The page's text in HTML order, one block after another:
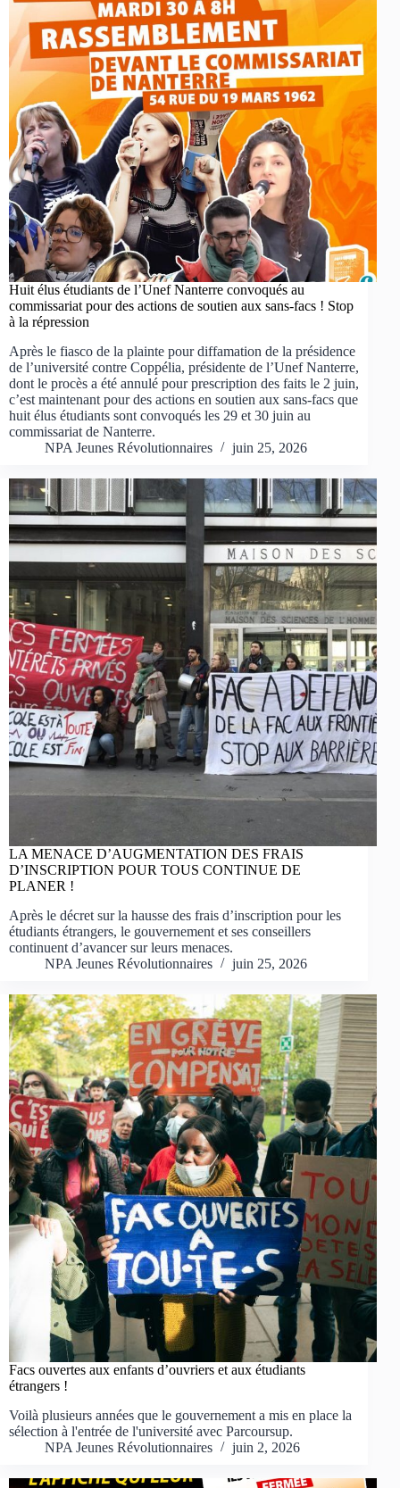
Huit élus étudiants de l’Unef Nanterre convoqués au
commissariat pour des actions de soutien aux sans-facs ! Stop
à la répression
Après le fiasco de la plainte pour diffamation de la présidence
de l’université contre Coppélia, présidente de l’Unef Nanterre,
dont le procès a été annulé pour prescription des faits le 2 juin,
c’est maintenant pour des actions en soutien aux sans-facs que
huit élus étudiants sont convoqués les 29 et 30 juin au
commissariat de Nanterre.
NPA Jeunes Révolutionnaires
juin 25, 2026
LA MENACE D’AUGMENTATION DES FRAIS
D’INSCRIPTION POUR TOUS CONTINUE DE
PLANER !
Après le décret sur la hausse des frais d’inscription pour les
étudiants étrangers, le gouvernement et ses conseillers
continuent d’avancer sur leurs menaces.
NPA Jeunes Révolutionnaires
juin 25, 2026
Facs ouvertes aux enfants d’ouvriers et aux étudiants
étrangers !
Voilà plusieurs années que le gouvernement a mis en place la
sélection à l'entrée de l'université avec Parcoursup.
NPA Jeunes Révolutionnaires
juin 2, 2026